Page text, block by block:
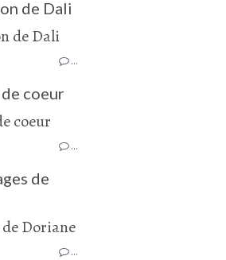
de Dali
…
coeur
…
de
…